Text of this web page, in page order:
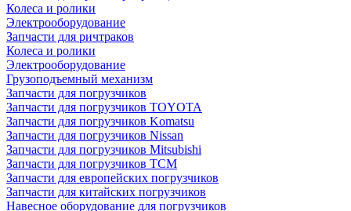
Колеса и ролики
Электрооборудование
Запчасти для ричтраков
Колеса и ролики
Электрооборудование
Грузоподъемный механизм
Запчасти для погрузчиков
Запчасти для погрузчиков TOYOTA
Запчасти для погрузчиков Komatsu
Запчасти для погрузчиков Nissan
Запчасти для погрузчиков Mitsubishi
Запчасти для погрузчиков TCM
Запчасти для европейских погрузчиков
Запчасти для китайских погрузчиков
Навесное оборудование для погрузчиков